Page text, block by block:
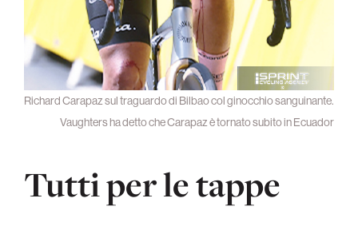
Richard Carapaz sul traguardo di Bilbao col ginocchio sanguinante.
Vaughters ha detto che Carapaz è tornato subito in Ecuador
Tutti per le tappe